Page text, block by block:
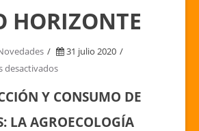
HORIZONTE
31 julio 2020
desactivadosen
jul
15hs
Y CONSUMO DE
LA AGROECOLOGÍA